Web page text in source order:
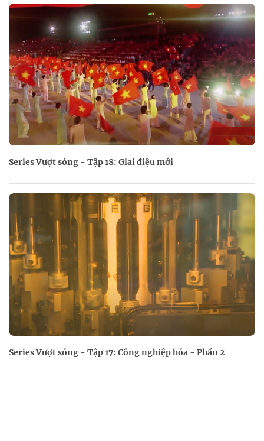
Series Vượt sóng - Tập 18: Giai điệu mới
Series Vượt sóng - Tập 17: Công nghiệp hóa - Phần 2